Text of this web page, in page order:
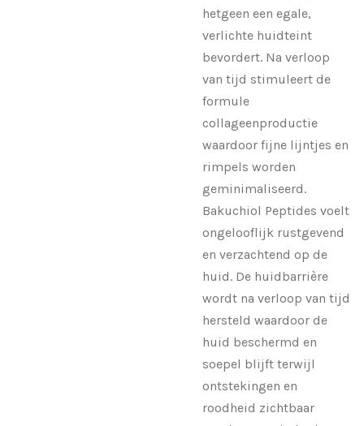
hetgeen een egale,
verlichte huidteint
bevordert. Na verloop
van tijd stimuleert de
formule
collageenproductie
waardoor fijne lijntjes en
rimpels worden
geminimaliseerd.
Bakuchiol Peptides voelt
ongelooflijk rustgevend
en verzachtend op de
huid. De huidbarrière
wordt na verloop van tijd
hersteld waardoor de
huid beschermd en
soepel blijft terwijl
ontstekingen en
roodheid zichtbaar